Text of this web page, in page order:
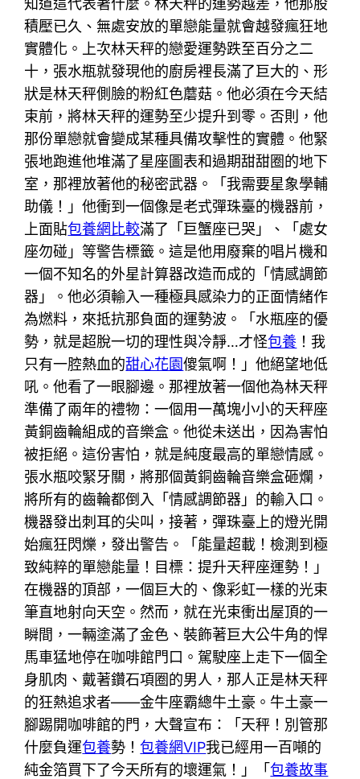
知道這代表著什麼。林天秤的運勢越差，他那股
積壓已久、無處安放的單戀能量就會越發瘋狂地
實體化。上次林天秤的戀愛運勢跌至百分之二
十，張水瓶就發現他的廚房裡長滿了巨大的、形
狀是林天秤側臉的粉紅色蘑菇。他必須在今天結
束前，將林天秤的運勢至少提升到零。否則，他
那份單戀就會變成某種具備攻擊性的實體。他緊
張地跑進他堆滿了星座圖表和過期甜甜圈的地下
室，那裡放著他的秘密武器。「我需要星象學輔
助儀！」他衝到一個像是老式彈珠臺的機器前，
上面貼包養網比較滿了「巨蟹座已哭」、「處女
座勿碰」等警告標籤。這是他用廢棄的唱片機和
一個不知名的外星計算器改造而成的「情感調節
器」。他必須輸入一種極具感染力的正面情緒作
為燃料，來抵抗那負面的運勢波。「水瓶座的優
勢，就是超脫一切的理性與冷靜…才怪包養 ！我
只有一腔熱血的甜心花園傻氣啊！」他絕望地低
吼。他看了一眼腳邊。那裡放著一個他為林天秤
準備了兩年的禮物：一個用一萬塊小小的天秤座
黃銅齒輪組成的音樂盒。他從未送出，因為害怕
被拒絕。這份害怕，就是純度最高的單戀情感。
張水瓶咬緊牙關，將那個黃銅齒輪音樂盒砸爛，
將所有的齒輪都倒入「情感調節器」的輸入口。
機器發出刺耳的尖叫，接著，彈珠臺上的燈光開
始瘋狂閃爍，發出警告。「能量超載！檢測到極
致純粹的單戀能量！目標：提升天秤座運勢！」
在機器的頂部，一個巨大的、像彩虹一樣的光束
筆直地射向天空。然而，就在光束衝出屋頂的一
瞬間，一輛塗滿了金色、裝飾著巨大公牛角的悍
馬車猛地停在咖啡館門口。駕駛座上走下一個全
身肌肉、戴著鑽石項圈的男人，那人正是林天秤
的狂熱追求者——金牛座霸總牛土豪。牛土豪一
腳踢開咖啡館的門，大聲宣布：「天秤！別管那
什麼負運包養勢！包養網VIP我已經用一百噸的
純金箔買下了今天所有的壞運氣！」「包養故事